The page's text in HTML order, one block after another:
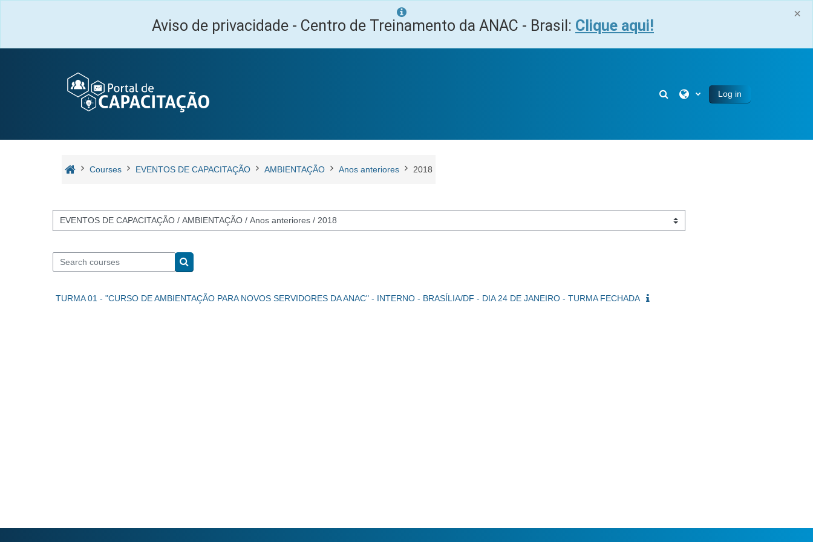
×
Aviso de privacidade - Centro de Treinamento da ANAC - Brasil: Clique aqui!
Toggle search input
Log in
Courses EVENTOS DE CAPACITAÇÃO AMBIENTAÇÃO Anos anteriores 2018
Course categories
Search courses
Search courses
TURMA 01 - "CURSO DE AMBIENTAÇÃO PARA NOVOS SERVIDORES DA ANAC" - INTERNO - BRASÍLIA/DF - DIA 24 DE JANEIRO - TURMA FECHADA